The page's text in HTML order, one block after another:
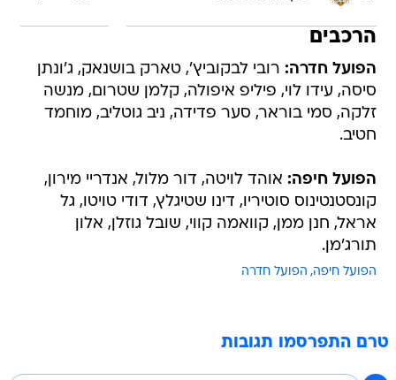
הרכבים
הפועל חדרה: רובי לבקוביץ', טארק בושנאק, ג'ונתן
סיסה, עידו לוי, פיליפ איפולה, קלמן שטרום, מנשה
זלקה, סמי בוראר, סער פדידה, ניב גוטליב, מוחמד
חטיב.
הפועל חיפה: אוהד לויטה, דור מלול, אנדריי מירון,
קונסטנטינוס סוטיריו, דינו שטיגלץ, דודי טויטו, גל
אראל, חנן ממן, קוואמה קווי, שובל גוזלן, אלון
תורג'מן.
הפועל חיפה הפועל חדרה
טרם התפרסמו תגובות